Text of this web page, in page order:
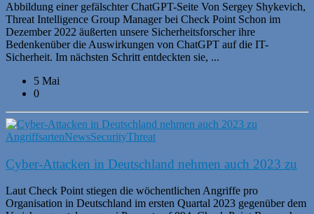
Abbildung einer gefälschter ChatGPT-Seite Von Sergey Shykevich,
Threat Intelligence Group Manager bei Check Point Schon im
Dezember 2022 äußerten unsere Sicherheitsforscher ihre
Bedenkenüber die Auswirkungen von ChatGPT auf die IT-
Sicherheit. Im nächsten Schritt entdeckten sie, ...
5 Mai
0
AngriffsartenNewsSecurityThreat
Cyber-Attacken in Deutschland nehmen auch 2023 zu
Laut Check Point stiegen die wöchentlichen Angriffe pro
Organisation in Deutschland im ersten Quartal 2023 gegenüber dem